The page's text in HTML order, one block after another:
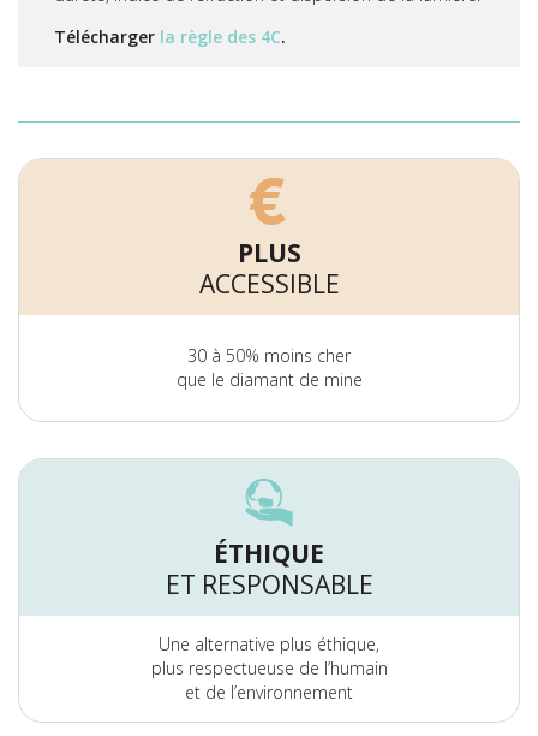
Télécharger la règle des 4C.
PLUS
ACCESSIBLE
30 à 50% moins cher
que le diamant de mine
ÉTHIQUE
ET RESPONSABLE
Une alternative plus éthique,
plus respectueuse de l’humain
et de l’environnement